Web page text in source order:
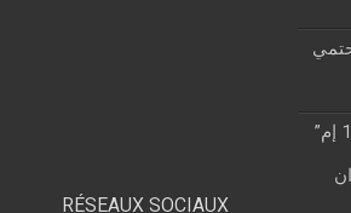
“روستيخ” تطلق طائرة “ياك-130 إم”
RÉSEAUX SOCIAUX